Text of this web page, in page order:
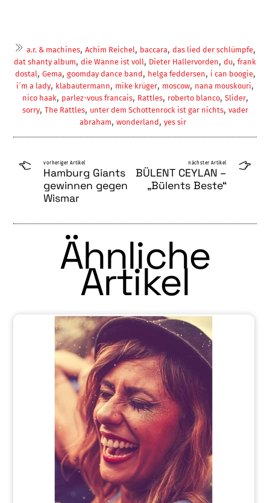
a.r. & machines, Achim Reichel , baccara, das lied der schlümpfe,
dat shanty album, die Wanne ist voll , Dieter Hallervorden, du, frank
dostal , Gema, goomday dance band, helga feddersen, i can boogie,
i´m a lady, klabautermann, mike krüger, moscow, nana mouskouri,
nico haak, parlez-vous francais, Rattles, roberto blanco, Slider,
sorry, The Rattles, unter dem Schottenrock ist gar nichts, vader
abraham,wonderland,yes sir
vorheriger Artikel
Hamburg Giants
gewinnen gegen
Wismar
nächster Artikel
BÜLENT CEYLAN –
„Bülents Beste“
Ähnliche
Artikel